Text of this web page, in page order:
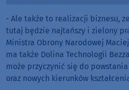
- Ale także to realizacji biznesu,
tutaj będzie najtańszy i zielony
Ministra Obrony Narodowej
ma także Dolina Technologii
może przyczynić się do
oraz nowych kierunków